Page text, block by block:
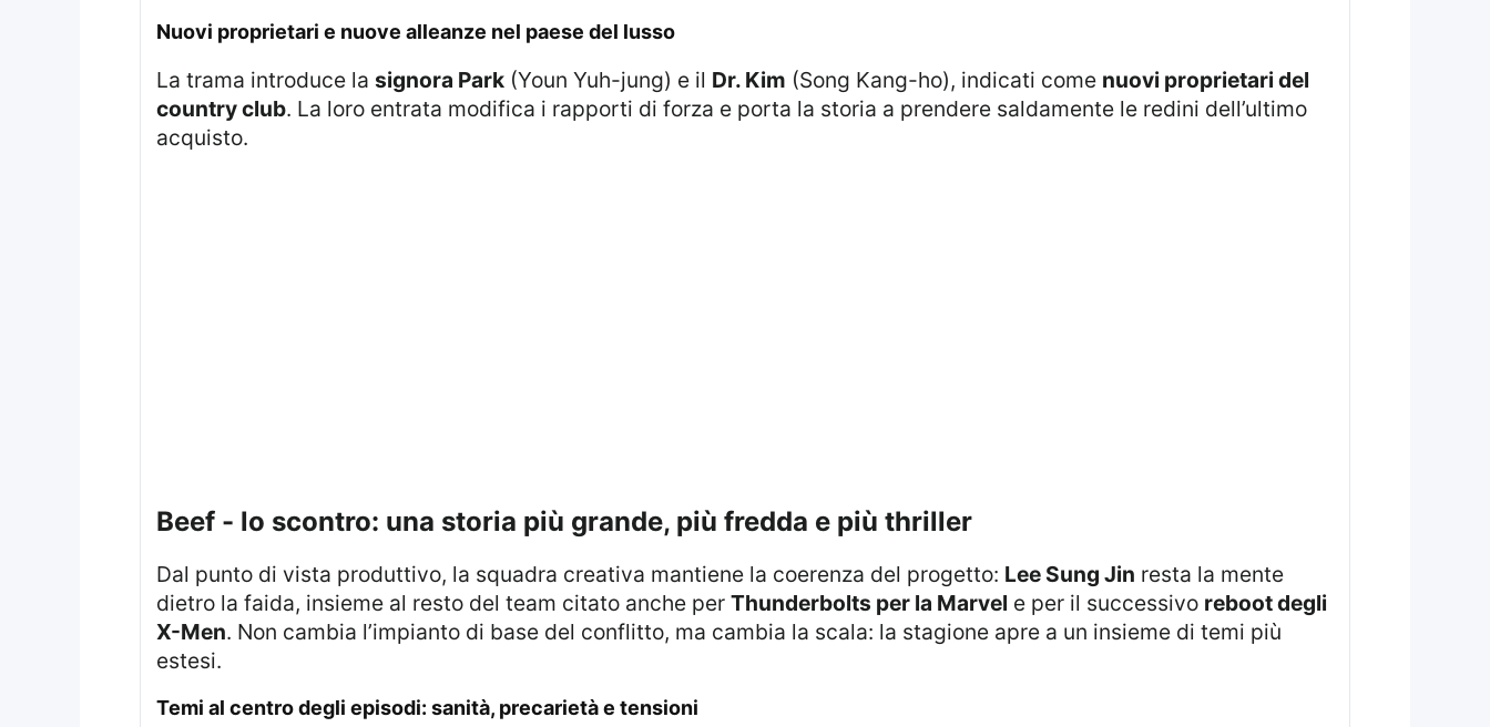
nuovi proprietari e nuove alleanze nel paese del lusso
La trama introduce la signora Park(Youn Yuh-jung) e il Dr. Kim (Song Kang-ho), indicati come nuovi proprietari del
country club. La loro entrata modifica i rapporti di forza e porta la storia a prendere saldamente le redini dell’ultimo
acquisto.
beef - lo scontro: una storia più grande, più fredda e più thriller
Dal punto di vista produttivo, la squadra creativa mantiene la coerenza del progetto: Lee Sung Jin resta la mente
dietro la faida, insieme al resto del team citato anche per Thunderbolts per la Marvel e per il successivo reboot degli
X-Men. Non cambia l’impianto di base del conflitto, ma cambia la scala: la stagione apre a un insieme di temi più
estesi.
temi al centro degli episodi: sanità, precarietà e tensioni